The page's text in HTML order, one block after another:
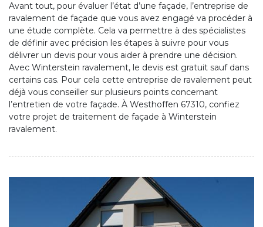
Avant tout, pour évaluer l’état d’une façade, l’entreprise de
ravalement de façade que vous avez engagé va procéder à
une étude complète. Cela va permettre à des spécialistes
de définir avec précision les étapes à suivre pour vous
délivrer un devis pour vous aider à prendre une décision.
Avec Winterstein ravalement, le devis est gratuit sauf dans
certains cas. Pour cela cette entreprise de ravalement peut
déjà vous conseiller sur plusieurs points concernant
l’entretien de votre façade. À Westhoffen 67310, confiez
votre projet de traitement de façade à Winterstein
ravalement.